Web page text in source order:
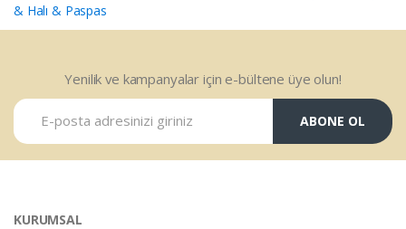
& Halı & Paspas
Yenilik ve kampanyalar için e-bültene üye olun!
ABONE OL
KURUMSAL